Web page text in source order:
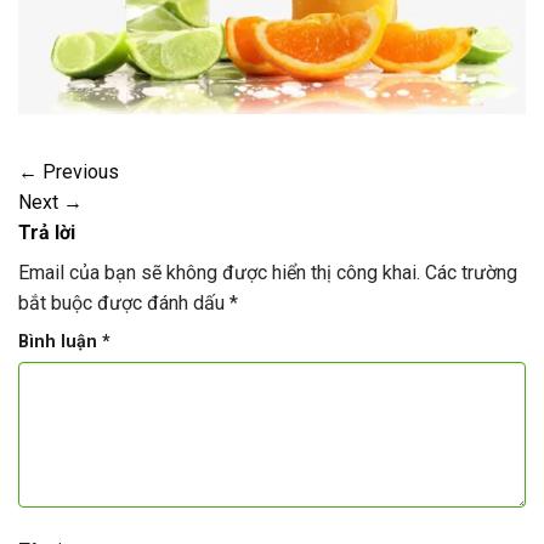
← Previous
Next →
Trả lời
Email của bạn sẽ không được hiển thị công khai. Các trường
bắt buộc được đánh dấu *
Bình luận *